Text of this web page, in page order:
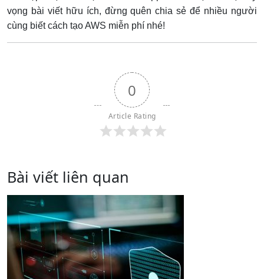
vọng bài viết hữu ích, đừng quên chia sẻ để nhiều người
cùng biết cách tạo AWS miễn phí nhé!
0
Article Rating
Bài viết liên quan